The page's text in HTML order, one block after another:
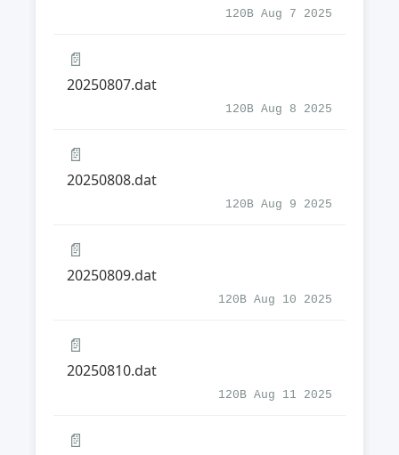
120B Aug 7 2025
📄
20250807.dat
120B Aug 8 2025
📄
20250808.dat
120B Aug 9 2025
📄
20250809.dat
120B Aug 10 2025
📄
20250810.dat
120B Aug 11 2025
📄